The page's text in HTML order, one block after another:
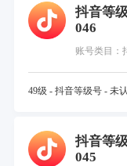
抖音等
046
账号类目：
49级 - 抖音等级号 - 未
抖音等
045